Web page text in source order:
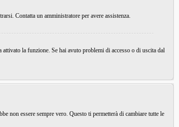
Contatta un amministratore per avere assistenza.
la funzione. Se hai avuto problemi di accesso o di uscita dal
non essere sempre vero. Questo ti permetterà di cambiare tutte le